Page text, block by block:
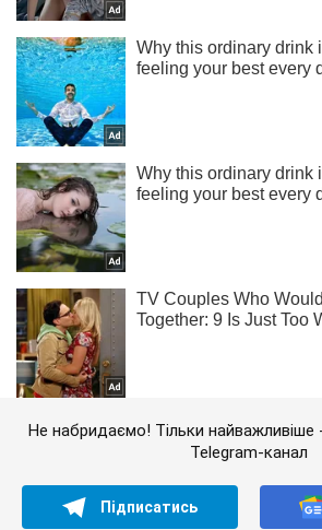
Не набридаємо! Тільки найважливіше
Telegram-канал
Підписатись